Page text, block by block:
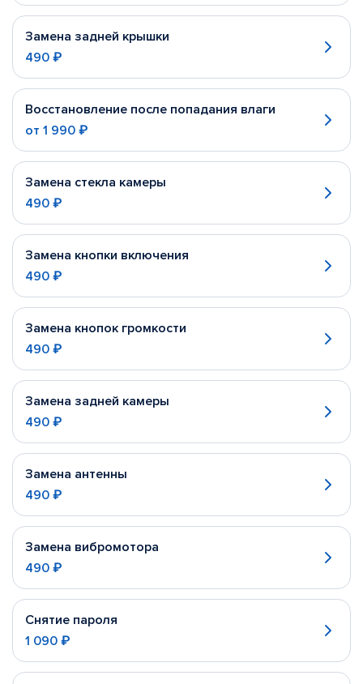
Замена задней крышки
490 ₽
Восстановление после попадания влаги
от 1 990 ₽
Замена стекла камеры
490 ₽
Замена кнопки включения
490 ₽
Замена кнопок громкости
490 ₽
Замена задней камеры
490 ₽
Замена антенны
490 ₽
Замена вибромотора
490 ₽
Снятие пароля
1 090 ₽